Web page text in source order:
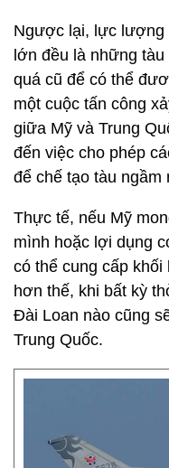
Ngược lại, lực lượng
lớn đều là những
quá cũ để có thể
một cuộc tấn công
giữa Mỹ và Trung
đến việc cho phép
để chế tạo tàu ngầm
Thực tế, nếu Mỹ
mình hoặc lợi dụng
có thể cung cấp
hơn thế, khi bất kỳ
Đài Loan nào cũng
Trung Quốc.